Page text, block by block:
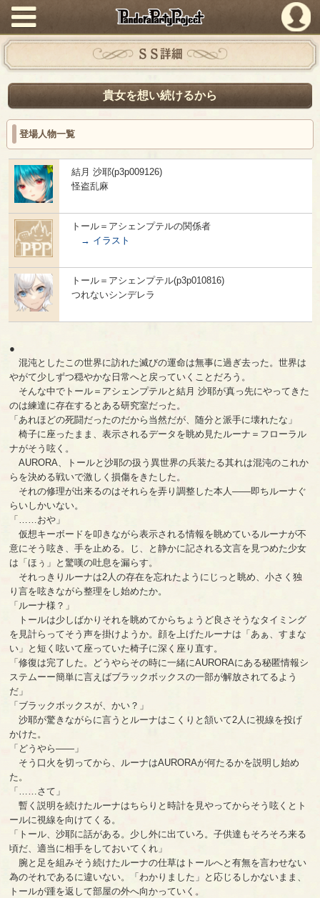
PandoraPartyProject
ＳＳ詳細
貴女を想い続けるから
登場人物一覧
結月 沙耶(p3p009126)
怪盗乱麻
トール＝アシェンプテルの関係者
→ イラスト
トール＝アシェンプテル(p3p010816)
つれないシンデレラ
●
混沌としたこの世界に訪れた滅びの運命は無事に過ぎ去った。世界は
やがて少しずつ穏やかな日常へと戻っていくことだろう。
そんな中でトール＝アシェンプテルと結月 沙耶が真っ先にやってきた
のは練達に存在するとある研究室だった。
「あれほどの死闘だったのだから当然だが、随分と派手に壊れたな」
椅子に座ったまま、表示されるデータを眺め見たルーナ＝フローラル
ナがそう呟く。
AURORA、トールと沙耶の扱う異世界の兵装たる其れは混沌のこれか
らを決める戦いで激しく損傷をきたした。
それの修理が出来るのはそれらを弄り調整した本人――即ちルーナぐ
らいしかいない。
「……おや」
仮想キーボードを叩きながら表示される情報を眺めているルーナが不
意にそう呟き、手を止める。じ、と静かに記される文言を見つめた少女
は「ほぅ」と驚嘆の吐息を漏らす。
それっきりルーナは2人の存在を忘れたようにじっと眺め、小さく独
り言を呟きながら整理をし始めたか。
「ルーナ様？」
トールは少しばかりそれを眺めてからちょうど良さそうなタイミング
を見計らってそう声を掛けようか。顔を上げたルーナは「あぁ、すまな
い」と短く呟いて座っていた椅子に深く座り直す。
「修復は完了した。どうやらその時に一緒にAURORAにある秘匿情報シ
ステムーー簡単に言えばブラックボックスの一部が解放されてるよう
だ」
「ブラックボックスが、かい？」
沙耶が驚きながらに言うとルーナはこくりと頷いて2人に視線を投げ
かけた。
「どうやら――」
そう口火を切ってから、ルーナはAURORAが何たるかを説明し始め
た。
「……さて」
暫く説明を続けたルーナはちらりと時計を見やってからそう呟くとト
ールに視線を向けてくる。
「トール、沙耶に話がある。少し外に出ていろ。子供達もそろそろ来る
頃だ、適当に相手をしておいてくれ」
腕と足を組みそう続けたルーナの仕草はトールへと有無を言わせない
為のそれであるに違いない。「わかりました」と応じるしかないまま、
トールが踵を返して部屋の外へ向かっていく。